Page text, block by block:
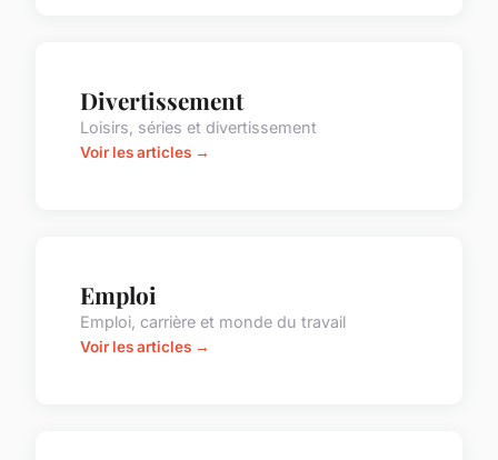
Divertissement
Loisirs, séries et divertissement
Voir les articles →
Emploi
Emploi, carrière et monde du travail
Voir les articles →